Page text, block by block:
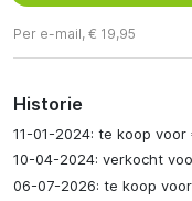
Per e-mail, € 19,95
Historie
11-01-2024: te koop voor
10-04-2024: verkocht
06-07-2026: te koop